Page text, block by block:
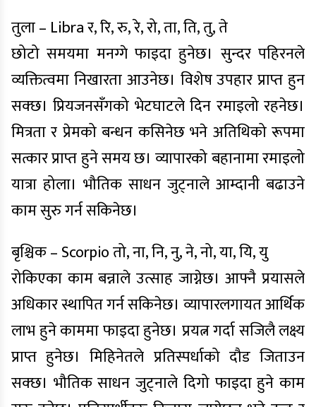
तुला – Libra र, रि, रु, रे, रो, ता, ति, तु, ते
छोटो समयमा मनग्गे फाइदा हुनेछ। सुन्दर पहिरनले
व्यक्तित्वमा निखारता आउनेछ। विशेष उपहार प्राप्त हुन
सक्छ। प्रियजनसँगको भेटघाटले दिन रमाइलो रहनेछ।
मित्रता र प्रेमको बन्धन कसिनेछ भने अतिथिको रूपमा
सत्कार प्राप्त हुने समय छ। व्यापारको बहानामा रमाइलो
यात्रा होला। भौतिक साधन जुट्नाले आम्दानी बढाउने
काम सुरु गर्न सकिनेछ।
बृश्चिक – Scorpio तो, ना, नि, नु, ने, नो, या, यि, यु
रोकिएका काम बन्नाले उत्साह जाग्नेछ। आफ्नै प्रयासले
अधिकार स्थापित गर्न सकिनेछ। व्यापारलगायत आर्थिक
लाभ हुने काममा फाइदा हुनेछ। प्रयत्न गर्दा सजिलै लक्ष्य
प्राप्त हुनेछ। मिहिनेतले प्रतिस्पर्धाको दौड जिताउन
सक्छ। भौतिक साधन जुट्नाले दिगो फाइदा हुने काम